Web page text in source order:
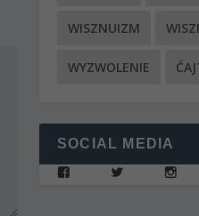
WISZNUIZM
WYZWOLENIE
SOCIAL MEDIA